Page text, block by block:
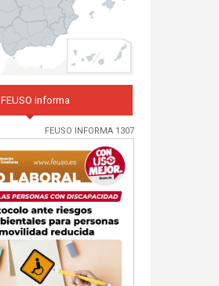
FEUSO informa
FEUSO INFORMA 1307